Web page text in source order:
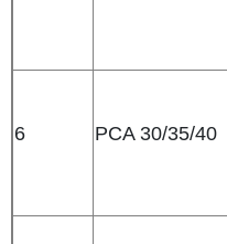
6 PCA 30/35/40